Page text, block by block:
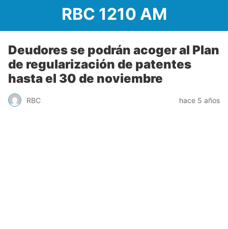
RBC 1210 AM
Deudores se podrán acoger al Plan
de regularización de patentes
hasta el 30 de noviembre
RBC hace 5 años